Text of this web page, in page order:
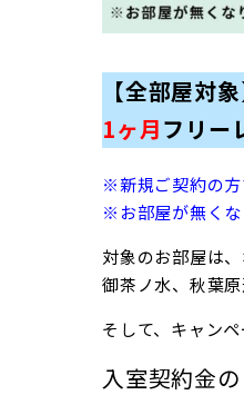
【全部屋対象
1ヶ月フリー
※新規ご契約の
※お部屋が無く
対象のお部屋は
御茶ノ水、秋葉
そして、キャン
入室契約金の